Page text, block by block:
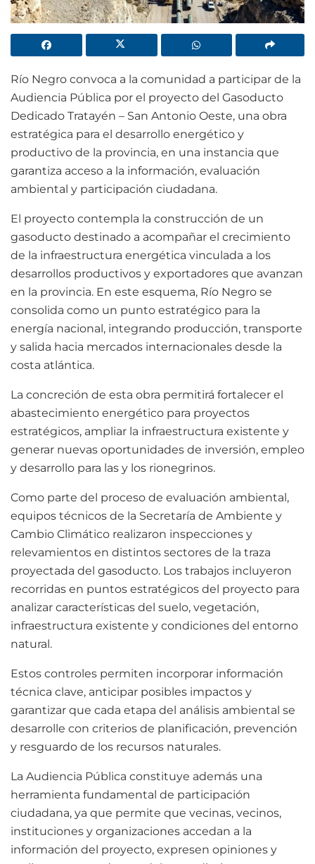
Río Negro convoca a la comunidad a participar de la
Audiencia Pública por el proyecto del Gasoducto
Dedicado Tratayén – San Antonio Oeste, una obra
estratégica para el desarrollo energético y
productivo de la provincia, en una instancia que
garantiza acceso a la información, evaluación
ambiental y participación ciudadana.
El proyecto contempla la construcción de un
gasoducto destinado a acompañar el crecimiento
de la infraestructura energética vinculada a los
desarrollos productivos y exportadores que avanzan
en la provincia. En este esquema, Río Negro se
consolida como un punto estratégico para la
energía nacional, integrando producción, transporte
y salida hacia mercados internacionales desde la
costa atlántica.
La concreción de esta obra permitirá fortalecer el
abastecimiento energético para proyectos
estratégicos, ampliar la infraestructura existente y
generar nuevas oportunidades de inversión, empleo
y desarrollo para las y los rionegrinos.
Como parte del proceso de evaluación ambiental,
equipos técnicos de la Secretaría de Ambiente y
Cambio Climático realizaron inspecciones y
relevamientos en distintos sectores de la traza
proyectada del gasoducto. Los trabajos incluyeron
recorridas en puntos estratégicos del proyecto para
analizar características del suelo, vegetación,
infraestructura existente y condiciones del entorno
natural.
Estos controles permiten incorporar información
técnica clave, anticipar posibles impactos y
garantizar que cada etapa del análisis ambiental se
desarrolle con criterios de planificación, prevención
y resguardo de los recursos naturales.
La Audiencia Pública constituye además una
herramienta fundamental de participación
ciudadana, ya que permite que vecinas, vecinos,
instituciones y organizaciones accedan a la
información del proyecto, expresen opiniones y